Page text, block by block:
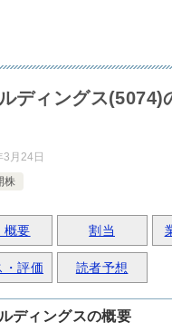
ディングス(5074)
月24日
株
概要 割当
・評価 読者予想
ディングスの概要